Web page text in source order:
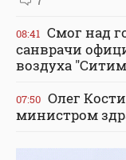
08:41 Смог над
санврачи
воздуха
07:50 Олег
министром